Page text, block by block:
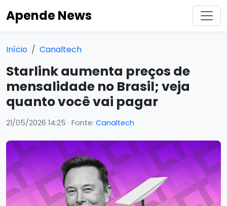
Apende News
Início Canaltech
Starlink aumenta preços de
mensalidade no Brasil; veja
quanto você vai pagar
21/05/2026 14:25 · Fonte: Canaltech